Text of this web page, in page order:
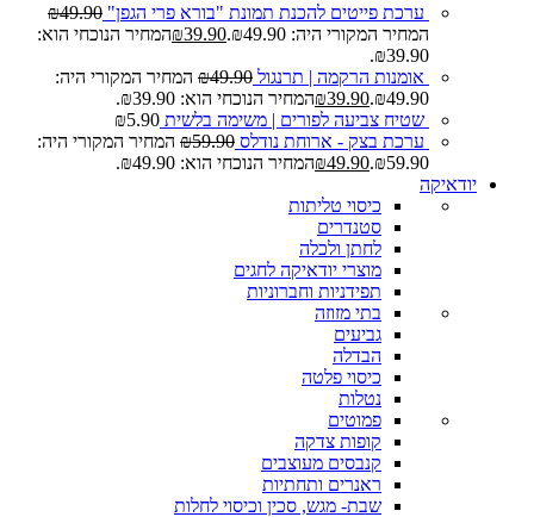
ערכת פייטים להכנת תמונת "בורא פרי הגפן" ₪49.90
המחיר המקורי היה: ₪49.90.
₪39.90
המחיר הנוכחי הוא:
₪39.90.
אומנות הרקמה | תרנגול
₪49.90
המחיר המקורי היה:
₪49.90.
₪39.90
המחיר הנוכחי הוא: ₪39.90.
שטיח צביעה לפורים | משימה בלשית
₪5.90
ערכת בצק - ארוחת נודלס
₪59.90
המחיר המקורי היה:
₪59.90.
₪49.90
המחיר הנוכחי הוא: ₪49.90.
יודאיקה
כיסוי טליתות
סטנדרים
לחתן ולכלה
מוצרי יודאיקה לחגים
תפידניות וחברוניות
בתי מזוזה
גביעים
הבדלה
כיסוי פלטה
נטלות
פמוטים
קופות צדקה
קנבסים מעוצבים
ראנרים ותחתיות
שבת- מגש, סכין וכיסוי לחלות